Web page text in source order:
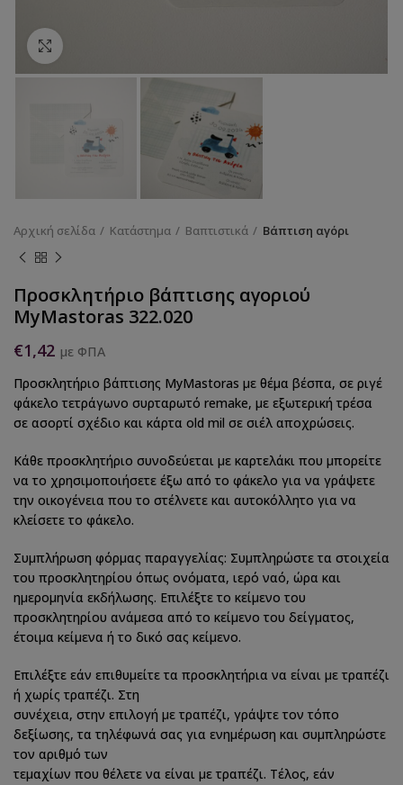
Αρχική σελίδα Κατάστημα Βαπτιστικά Βάπτιση αγόρι
Προσκλητήριο βάπτισης αγοριού
MyMastoras 322.020
€1,42 με ΦΠΑ
Προσκλητήριο βάπτισης MyMastoras με θέμα βέσπα, σε ριγέ
φάκελο τετράγωνο συρταρωτό remake, με εξωτερική τρέσα
σε ασορτί σχέδιο και κάρτα old mil σε σιέλ αποχρώσεις.
Κάθε προσκλητήριο συνοδεύεται με καρτελάκι που μπορείτε
να το χρησιμοποιήσετε έξω από το φάκελο για να γράψετε
την οικογένεια που το στέλνετε και αυτοκόλλητο για να
κλείσετε το φάκελο.
Συμπλήρωση φόρμας παραγγελίας: Συμπληρώστε τα στοιχεία
του προσκλητηρίου όπως ονόματα, ιερό ναό, ώρα και
ημερομηνία εκδήλωσης. Επιλέξτε το κείμενο του
προσκλητηρίου ανάμεσα από το κείμενο του δείγματος,
έτοιμα κείμενα ή το δικό σας κείμενο.
Επιλέξτε εάν επιθυμείτε τα προσκλητήρια να είναι με τραπέζι
ή χωρίς τραπέζι. Στη
συνέχεια, στην επιλογή με τραπέζι, γράψτε τον τόπο
δεξίωσης, τα τηλέφωνά σας για ενημέρωση και συμπληρώστε
τον αριθμό των
τεμαχίων που θέλετε να είναι με τραπέζι. Τέλος, εάν